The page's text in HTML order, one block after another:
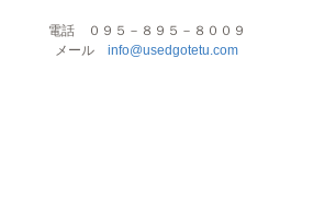
電話 ０９５－８９５－８００９
メール info@usedgotetu.com